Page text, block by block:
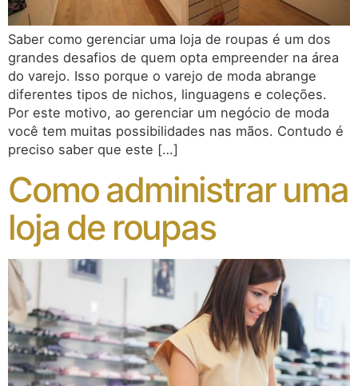
Saber como gerenciar uma loja de roupas é um dos
grandes desafios de quem opta empreender na área
do varejo. Isso porque o varejo de moda abrange
diferentes tipos de nichos, linguagens e coleções.
Por este motivo, ao gerenciar um negócio de moda
você tem muitas possibilidades nas mãos. Contudo é
preciso saber que este […]
Como administrar uma
loja de roupas